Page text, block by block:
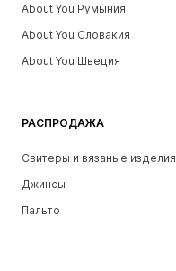
РАСПРОДАЖА
Свитеры и вязаные изделия
Джинсы
Пальто
About You Румыния
About You Словакия
About You Швеция